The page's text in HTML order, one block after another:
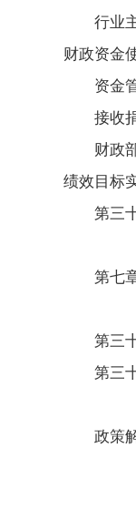
行业
财政资金
资金
接收
财政
绩效目标
第三
第七
第三
第三
政策